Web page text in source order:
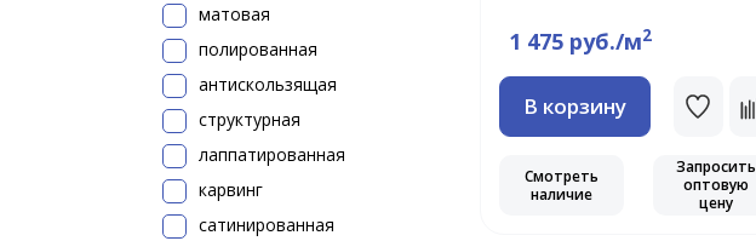
матовая
полированная
антискользящая
структурная
лаппатированная
карвинг
сатинированная
1 475 руб./м2
В корзину
Смотреть
наличие
Запросить
оптовую
цену